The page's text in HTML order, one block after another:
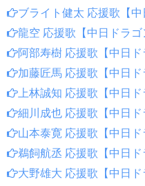
ブライト健太 応援歌【中
龍空 応援歌【中日ドラゴ
阿部寿樹 応援歌【中日ド
加藤匠馬 応援歌【中日ド
上林誠知 応援歌【中日ド
細川成也 応援歌【中日ド
山本泰寛 応援歌【中日ド
鵜飼航丞 応援歌【中日ド
大野雄大 応援歌【中日ド